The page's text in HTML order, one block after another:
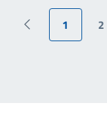
Pagina precedente
1 2